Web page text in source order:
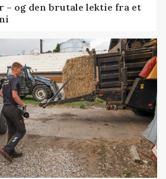
– og den brutale lektie fra et